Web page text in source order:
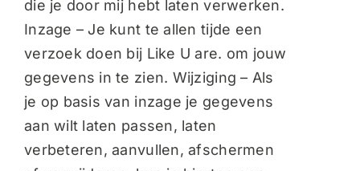
die je door mij hebt laten verwerken.
Inzage – Je kunt te allen tijde een
verzoek doen bij Like U are. om jouw
gegevens in te zien. Wijziging – Als
je op basis van inzage je gegevens
aan wilt laten passen, laten
verbeteren, aanvullen, afschermen